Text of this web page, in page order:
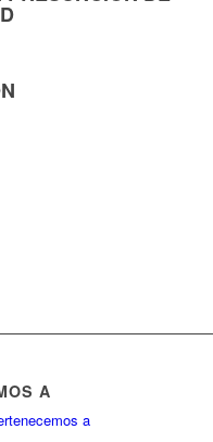
A